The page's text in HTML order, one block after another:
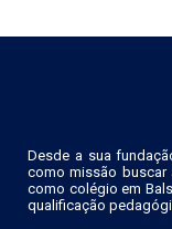
Desde a sua
como missão buscar
como colégio em
qualificação